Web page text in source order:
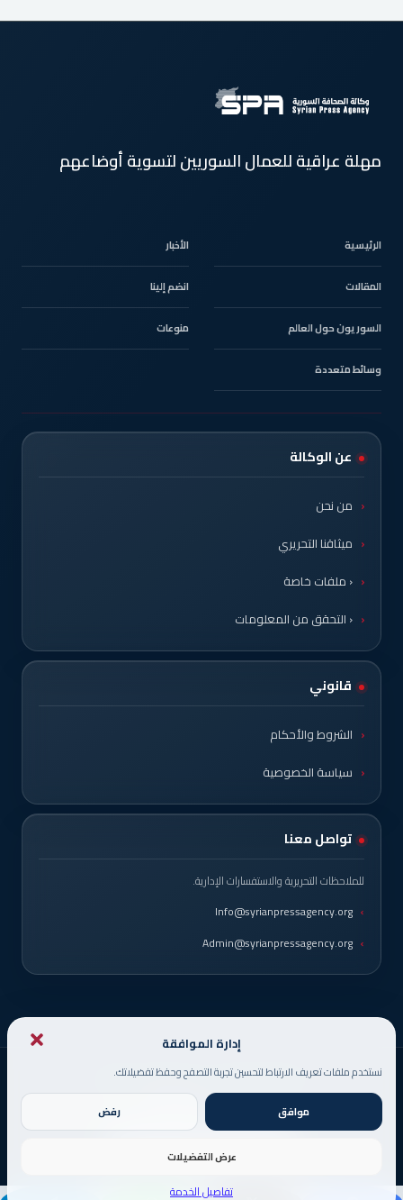
إدارة الموافقة
نستخدم ملفات تعريف الارتباط لتحسين تجربة التصفح وحفظ تفضيلاتك.
موافق رفض
عرض التفضيلات
تفاصيل الخدمة
مهلة عراقية للعمال السوريين لتسوية أوضاعهم
الرئيسية الأخبار
المقالات انضم إلينا
السوريون حول العالم منوعات
وسائط متعددة
عن الوكالة
من نحن
ميثاقنا التحريري
‹ ملفات خاصة
‹ التحقق من المعلومات
قانوني
الشروط والأحكام
سياسة الخصوصية
تواصل معنا
للملاحظات التحريرية والاستفسارات الإدارية.
Info@syrianpressagency.org
Admin@syrianpressagency.org
© حقوق النشر 2026، جميع الحقوق محفوظة
صُمم من قبل
فيسبوك
X يوتيوب